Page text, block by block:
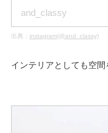
and_classy
出典： instagram(@and_classy)
インテリアとしても空間